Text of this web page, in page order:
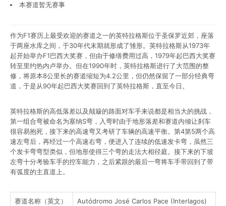
本赛道暂无赛事
作为F1赛历上最受欢迎的赛道之一的英特拉格斯位于圣保罗近郊，座落
于两座水库之间，于30年代末期就形成了雏形。英特拉格斯从1973年
起开始举办F1巴西大奖赛，但由于修缮费用过高，1979年起巴西大奖赛
转至里约热内卢举办。但在1990年时，英特拉格斯进行了大范围的整
修，将原本8公里长的赛道缩短为4.2公里，但仍然保留了一部分经典弯
道，于是从90年起巴西大奖赛回到了英特拉格斯，直至今日。
英特拉格斯的高低落差以及颠簸的路面对车手来说都是相当大的挑战，
第一组合弯被命名为塞纳S弯，入弯时由于地形落差和赛道内倾让刹车
很容易抱死，接下来的高速弯又考研了车辆的高速平衡。第4第5两个高
速左弯后，再经过一个高速右弯，便进入了连续的低速发卡弯，虽然三
个发卡弯弯型类似，但地形使得三个弯的走法大相径庭。接下来的下坡
左弯十分考验车手的控车能力，之后紧跟的最后一弯将车手带回到了带
有弧度的主直道上。
赛道名称（英文） Autódromo José Carlos Pace (Interlagos)